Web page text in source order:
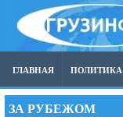
ГЛАВНАЯ ПОЛИТИКА
ЗА РУБЕЖОМ